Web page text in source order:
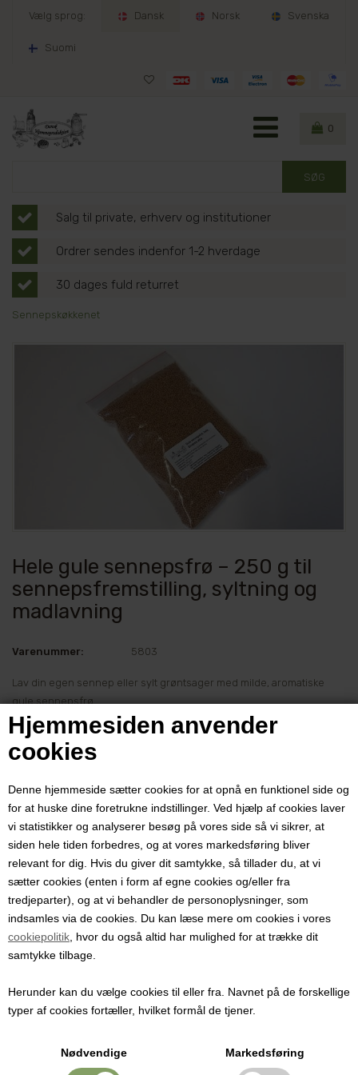
Hjemmesiden anvender
cookies
Denne hjemmeside sætter cookies for at opnå en funktionel side og
for at huske dine foretrukne indstillinger. Ved hjælp af cookies laver
vi statistikker og analyserer besøg på vores side så vi sikrer, at
siden hele tiden forbedres, og at vores markedsføring bliver
relevant for dig. Hvis du giver dit samtykke, så tillader du, at vi
sætter cookies (enten i form af egne cookies og/eller fra
tredjeparter), og at vi behandler de personoplysninger, som
indsamles via de cookies. Du kan læse mere om cookies i vores
cookiepolitik , hvor du også altid har mulighed for at trække dit
samtykke tilbage.
Herunder kan du vælge cookies til eller fra. Navnet på de forskellige
typer af cookies fortæller, hvilket formål de tjener.
Nødvendige Markedsføring
Vælg sprog: Dansk Norsk Svenska
Suomi
0
Salg til private, erhverv og institutioner
Ordrer sendes indenfor 1-2 hverdage
30 dages fuld returret
Sennepskøkkenet
Hele gule sennepsfrø – 250 g til
sennepsfremstilling, syltning og
madlavning
Varenummer: 5803
Lav din egen sennep eller sylt grøntsager med milde, aromatiske
gule sennepsfrø.
Pris ved 1 stk.
47,00DKK
Giv dine retter en mild og aromatisk varme
Hele gule sennepsfrø (Sinapis alba) er uundværlige, når du vil lave
hjemmelavet sennep, pickles eller syltede grøntsager. Frøene har en
rundere og mildere smag end de sorte sennepsfrø, hvilket gør dem
ideelle til både klassiske og moderne opskrifter.
Perfekte til sennep, syltning og krydring
Brug de gule sennepsfrø hele for et dekorativt præg i dine syltede
sennepsaroma. De passer perfekt til hjemmelavet sennep,
dressinger, marinader og saucer – og er også populære i nordisk